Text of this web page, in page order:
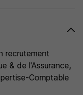
recrutement
& de l'Assurance,
Comptable